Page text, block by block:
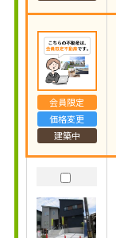
会員限定
価格変更
建築中